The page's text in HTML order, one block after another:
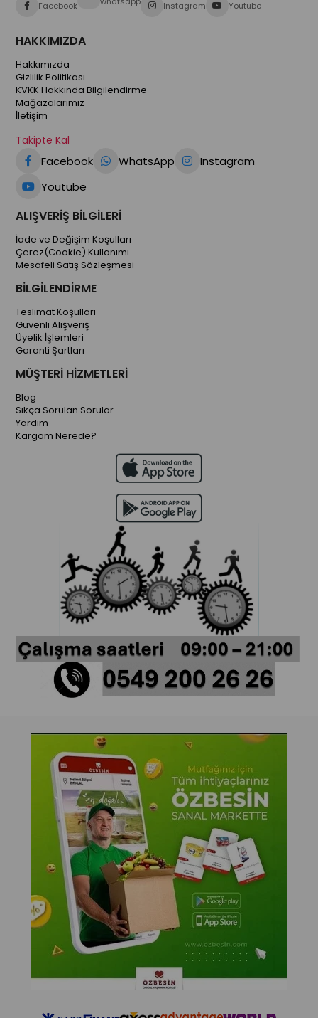
Facebook Instagram Youtube
HAKKIMIZDA
Hakkımızda
Gizlilik Politikası
KVKK Hakkında Bilgilendirme
Mağazalarımız
İletişim
Takipte Kal
Facebook WhatsApp
Instagram
Youtube
ALIŞVERİŞ BİLGİLERİ
İade ve Değişim Koşulları
Çerez(Cookie) Kullanımı
Mesafeli Satış Sözleşmesi
BİLGİLENDİRME
Teslimat Koşulları
Güvenli Alışveriş
Üyelik İşlemleri
Garanti Şartları
MÜŞTERİ HİZMETLERİ
Blog
Sıkça Sorulan Sorular
Yardım
Kargom Nerede?